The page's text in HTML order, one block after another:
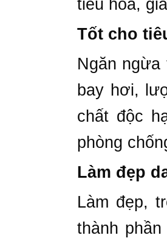
tiêu hóa,
Tốt cho
Ngăn
bay hơi,
chất độc
phòng
Làm đẹp
Làm đẹp,
thành